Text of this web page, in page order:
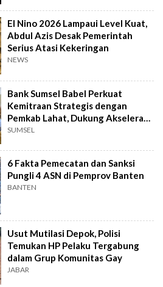
El Nino 2026 Lampaui Level Kuat,
Abdul Azis Desak Pemerintah
Serius Atasi Kekeringan
NEWS
Bank Sumsel Babel Perkuat
Kemitraan Strategis dengan
Pemkab Lahat, Dukung Akselerasi
Ekonomi Daerah
SUMSEL
6 Fakta Pemecatan dan Sanksi
Pungli 4 ASN di Pemprov Banten
BANTEN
Usut Mutilasi Depok, Polisi
Temukan HP Pelaku Tergabung
dalam Grup Komunitas Gay
JABAR